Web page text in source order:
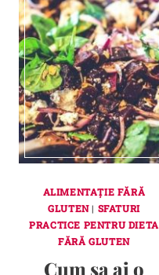
ALIMENTAȚIE FĂRĂ
GLUTEN| SFATURI
PRACTICE PENTRU DIETA
FĂRĂ GLUTEN
Cum sa ai o